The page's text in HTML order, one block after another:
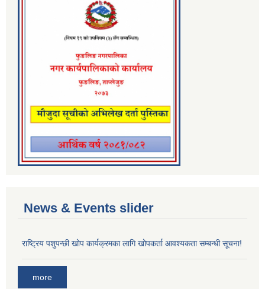
News & Events slider
राष्ट्रिय पशुपन्छी खोप कार्यक्रमका लागि खोपकर्ता आवश्यकता सम्बन्धी सूचना!
more